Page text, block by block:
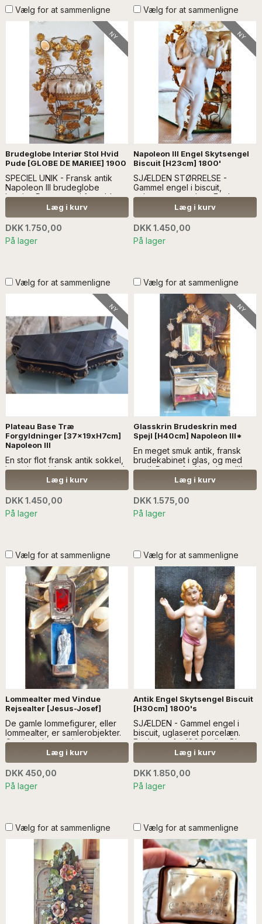
Vælg for at sammenligne
NY
Brudeglobe Interiør Stol Hvid
Pude [GLOBE DE MARIEE] 1900
SPECIEL UNIK - Fransk antik
Napoleon III brudeglobe
interiør. Den er med forgyldt
bladværk, og 3 forskellige
spejle....LÆS MERE SÆLGES
UDEN ANDEN DEKORATION
Læg i kurv
DKK 1.750,00
På lager
Vælg for at sammenligne
NY
Napoleon III Engel Skytsengel
Biscuit [H23cm] 1800'
SJÆLDEN STØRRELSE -
Gammel engel i biscuit,
uglaseret porcelæn. Englen er
fra 1800-tallet. Englen hang
over vuggen, og beskyttede
barnet.... læs mere SÆLGES
UDEN ANDEN DEKORATION
Læg i kurv
DKK 1.450,00
På lager
Vælg for at sammenligne
NY
Plateau Base Træ
Forgyldninger [37x19xH7cm]
Napoleon III
En stor flot fransk antik sokkel,
base i sort lakeret træ, og med
forgyldninger - Læs mere
SÆLGES UDEN ANDEN
DEKORATION
Læg i kurv
DKK 1.450,00
På lager
Vælg for at sammenligne
NY
Glasskrin Brudeskrin med
Spejl [H40cm] Napoleon III*
En meget smuk antik, fransk
brudekabinet i glas, og med
spejl. Det er fra Napoleon III's
perioden, der i Frankrig varede
fra 1848 til 1870...Læs mere
SÆLGES UDEN INDHOLD OG
ANDEN DEKORATION.
Læg i kurv
DKK 1.575,00
På lager
Vælg for at sammenligne
Lommealter med Vindue
Rejsealter [Jesus-Josef]
De gamle lommefigurer, eller
lommealter, er samlerobjekter.
Og dette lommealter er
sjældent..Læs mere SÆLGES
UDEN ANDEN DEKORATION
Læg i kurv
DKK 450,00
På lager
Vælg for at sammenligne
Antik Engel Skytsengel Biscuit
[H30cm] 1800's
SJÆLDEN - Gammel engel i
biscuit, uglaseret porcelæn.
Englen er fra 1800-tallet. Blev
oprindeligt brugt til at pynte på
fx. juletræet... læs mere
SÆLGES UDEN ANDEN
DEKORATION
Læg i kurv
DKK 1.850,00
På lager
Vælg for at sammenligne Vælg for at sammenligne